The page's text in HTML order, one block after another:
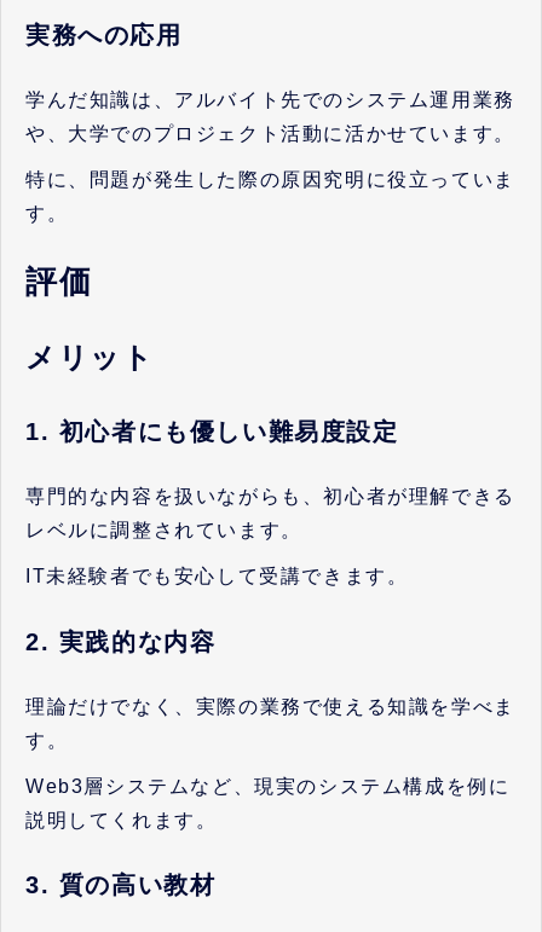
実務への応用
学んだ知識は、アルバイト先でのシステム運用業務
や、大学でのプロジェクト活動に活かせています。
特に、問題が発生した際の原因究明に役立っていま
す。
評価
メリット
1. 初心者にも優しい難易度設定
専門的な内容を扱いながらも、初心者が理解できる
レベルに調整されています。
IT未経験者でも安心して受講できます。
2. 実践的な内容
理論だけでなく、実際の業務で使える知識を学べま
す。
Web3層システムなど、現実のシステム構成を例に
説明してくれます。
3. 質の高い教材